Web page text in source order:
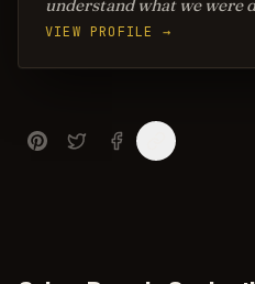
understand what we were
VIEW PROFILE →